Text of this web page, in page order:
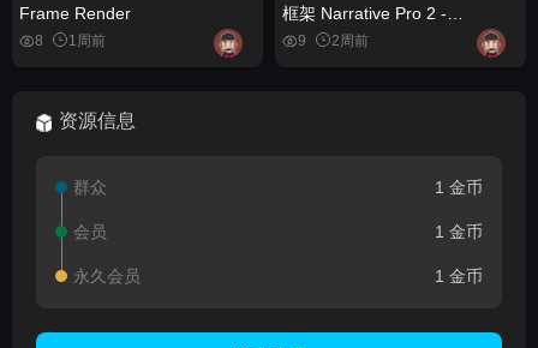
Frame Render
8 1周前
框架 Narrative Pro 2 -
Complete Game Framework
9 2周前
资源信息
群众 1 金币
会员 1 金币
永久会员 1 金币